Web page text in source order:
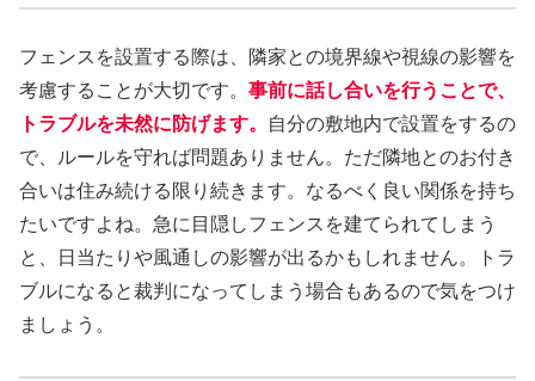
フェンスを設置する際は、隣家との境界線や視線の影響を
考慮することが大切です。 事前に話し合いを行うことで、
トラブルを未然に防げます。
自分の敷地内で設置をするの
で、ルールを守れば問題ありません。ただ隣地とのお付き
合いは住み続ける限り続きます。なるべく良い関係を持ち
たいですよね。急に目隠しフェンスを建てられてしまう
と、日当たりや風通しの影響が出るかもしれません。トラ
ブルになると裁判になってしまう場合もあるので気をつけ
ましょう。